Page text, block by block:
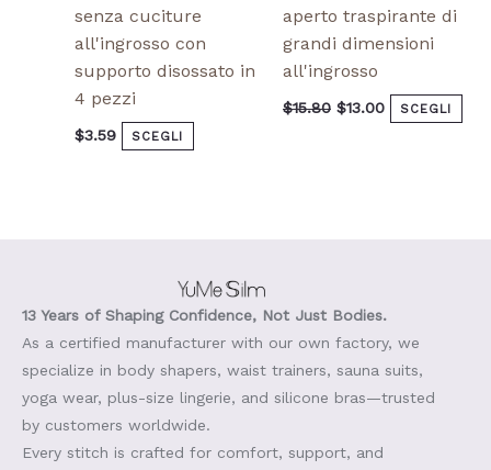
senza cuciture
all'ingrosso con
supporto disossato in
4 pezzi
$3.59 SCEGLI
aperto traspirante di
grandi dimensioni
all'ingrosso
$15.80 $13.00 SCEGLI
13 Years of Shaping Confidence, Not Just Bodies.
As a certified manufacturer with our own factory, we
specialize in body shapers, waist trainers, sauna suits,
yoga wear, plus-size lingerie, and silicone bras—trusted
by customers worldwide.
Every stitch is crafted for comfort, support, and